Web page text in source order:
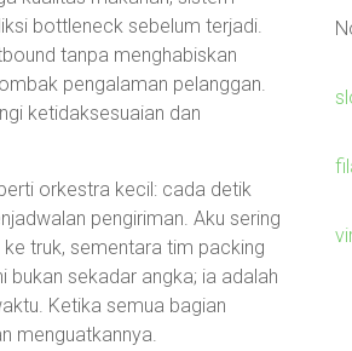
bottleneck sebelum terjadi.
tanpa menghabiskan
pengalaman pelanggan.
ketidaksesuaian dan
orkestra kecil: cada detik
pengiriman. Aku sering
truk, sementara tim packing
sekadar angka; ia adalah
Ketika semua bagian
menguatkannya.